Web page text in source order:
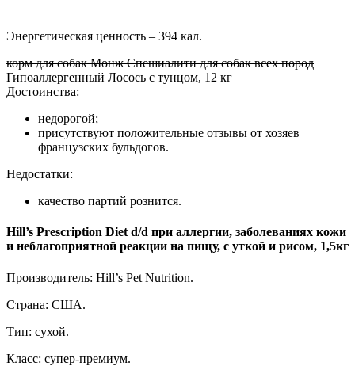
Энергетическая ценность – 394 кал.
корм для собак Монж Спешиалити для собак всех пород
Гипоаллергенный Лосось с тунцом, 12 кг
Достоинства:
недорогой;
присутствуют положительные отзывы от хозяев
французских бульдогов.
Недостатки:
качество партий рознится.
Нill’s Prescription Diet d/d при аллергии, заболеваниях кожи
и неблагоприятной реакции на пищу, с уткой и рисом, 1,5кг
Производитель: Hill’s Pet Nutrition.
Страна: США.
Тип: сухой.
Класс: супер-премиум.